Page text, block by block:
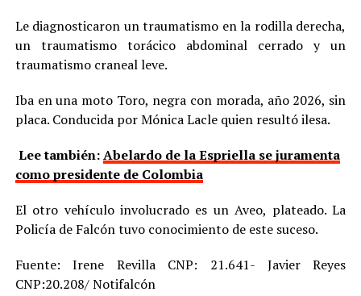
Le diagnosticaron un traumatismo en la rodilla derecha,
un traumatismo torácico abdominal cerrado y un
traumatismo craneal leve.
Iba en una moto Toro, negra con morada, año 2026, sin
placa. Conducida por Mónica Lacle quien resultó ilesa.
Lee también:Abelardo de la Espriella se juramenta
como presidente de Colombia
El otro vehículo involucrado es un Aveo, plateado. La
Policía de Falcón tuvo conocimiento de este suceso.
Fuente: Irene Revilla CNP: 21.641- Javier Reyes
CNP:20.208/ Notifalcón